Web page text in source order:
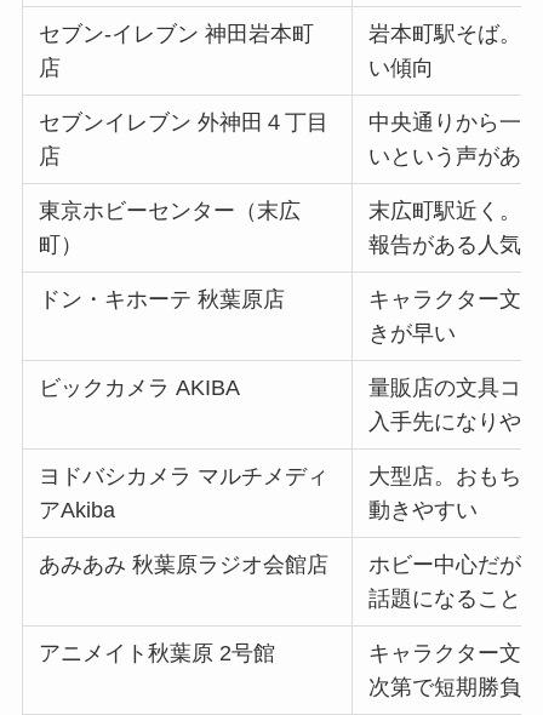
セブン-イレブン 神田岩本町
店
岩本町駅そば。
い傾向
セブンイレブン 外神田４丁目
店
中央通りから一
いという声がある
東京ホビーセンター（末広
町）
末広町駅近く。
報告がある人気店
ドン・キホーテ 秋葉原店
キャラクター文
きが早い
ビックカメラ AKIBA
量販店の文具コ
入手先になりや
ヨドバシカメラ マルチメディ
アAkiba
大型店。おもち
動きやすい
あみあみ 秋葉原ラジオ会館店
ホビー中心だが
話題になること
アニメイト秋葉原 2号館
キャラクター文
次第で短期勝負